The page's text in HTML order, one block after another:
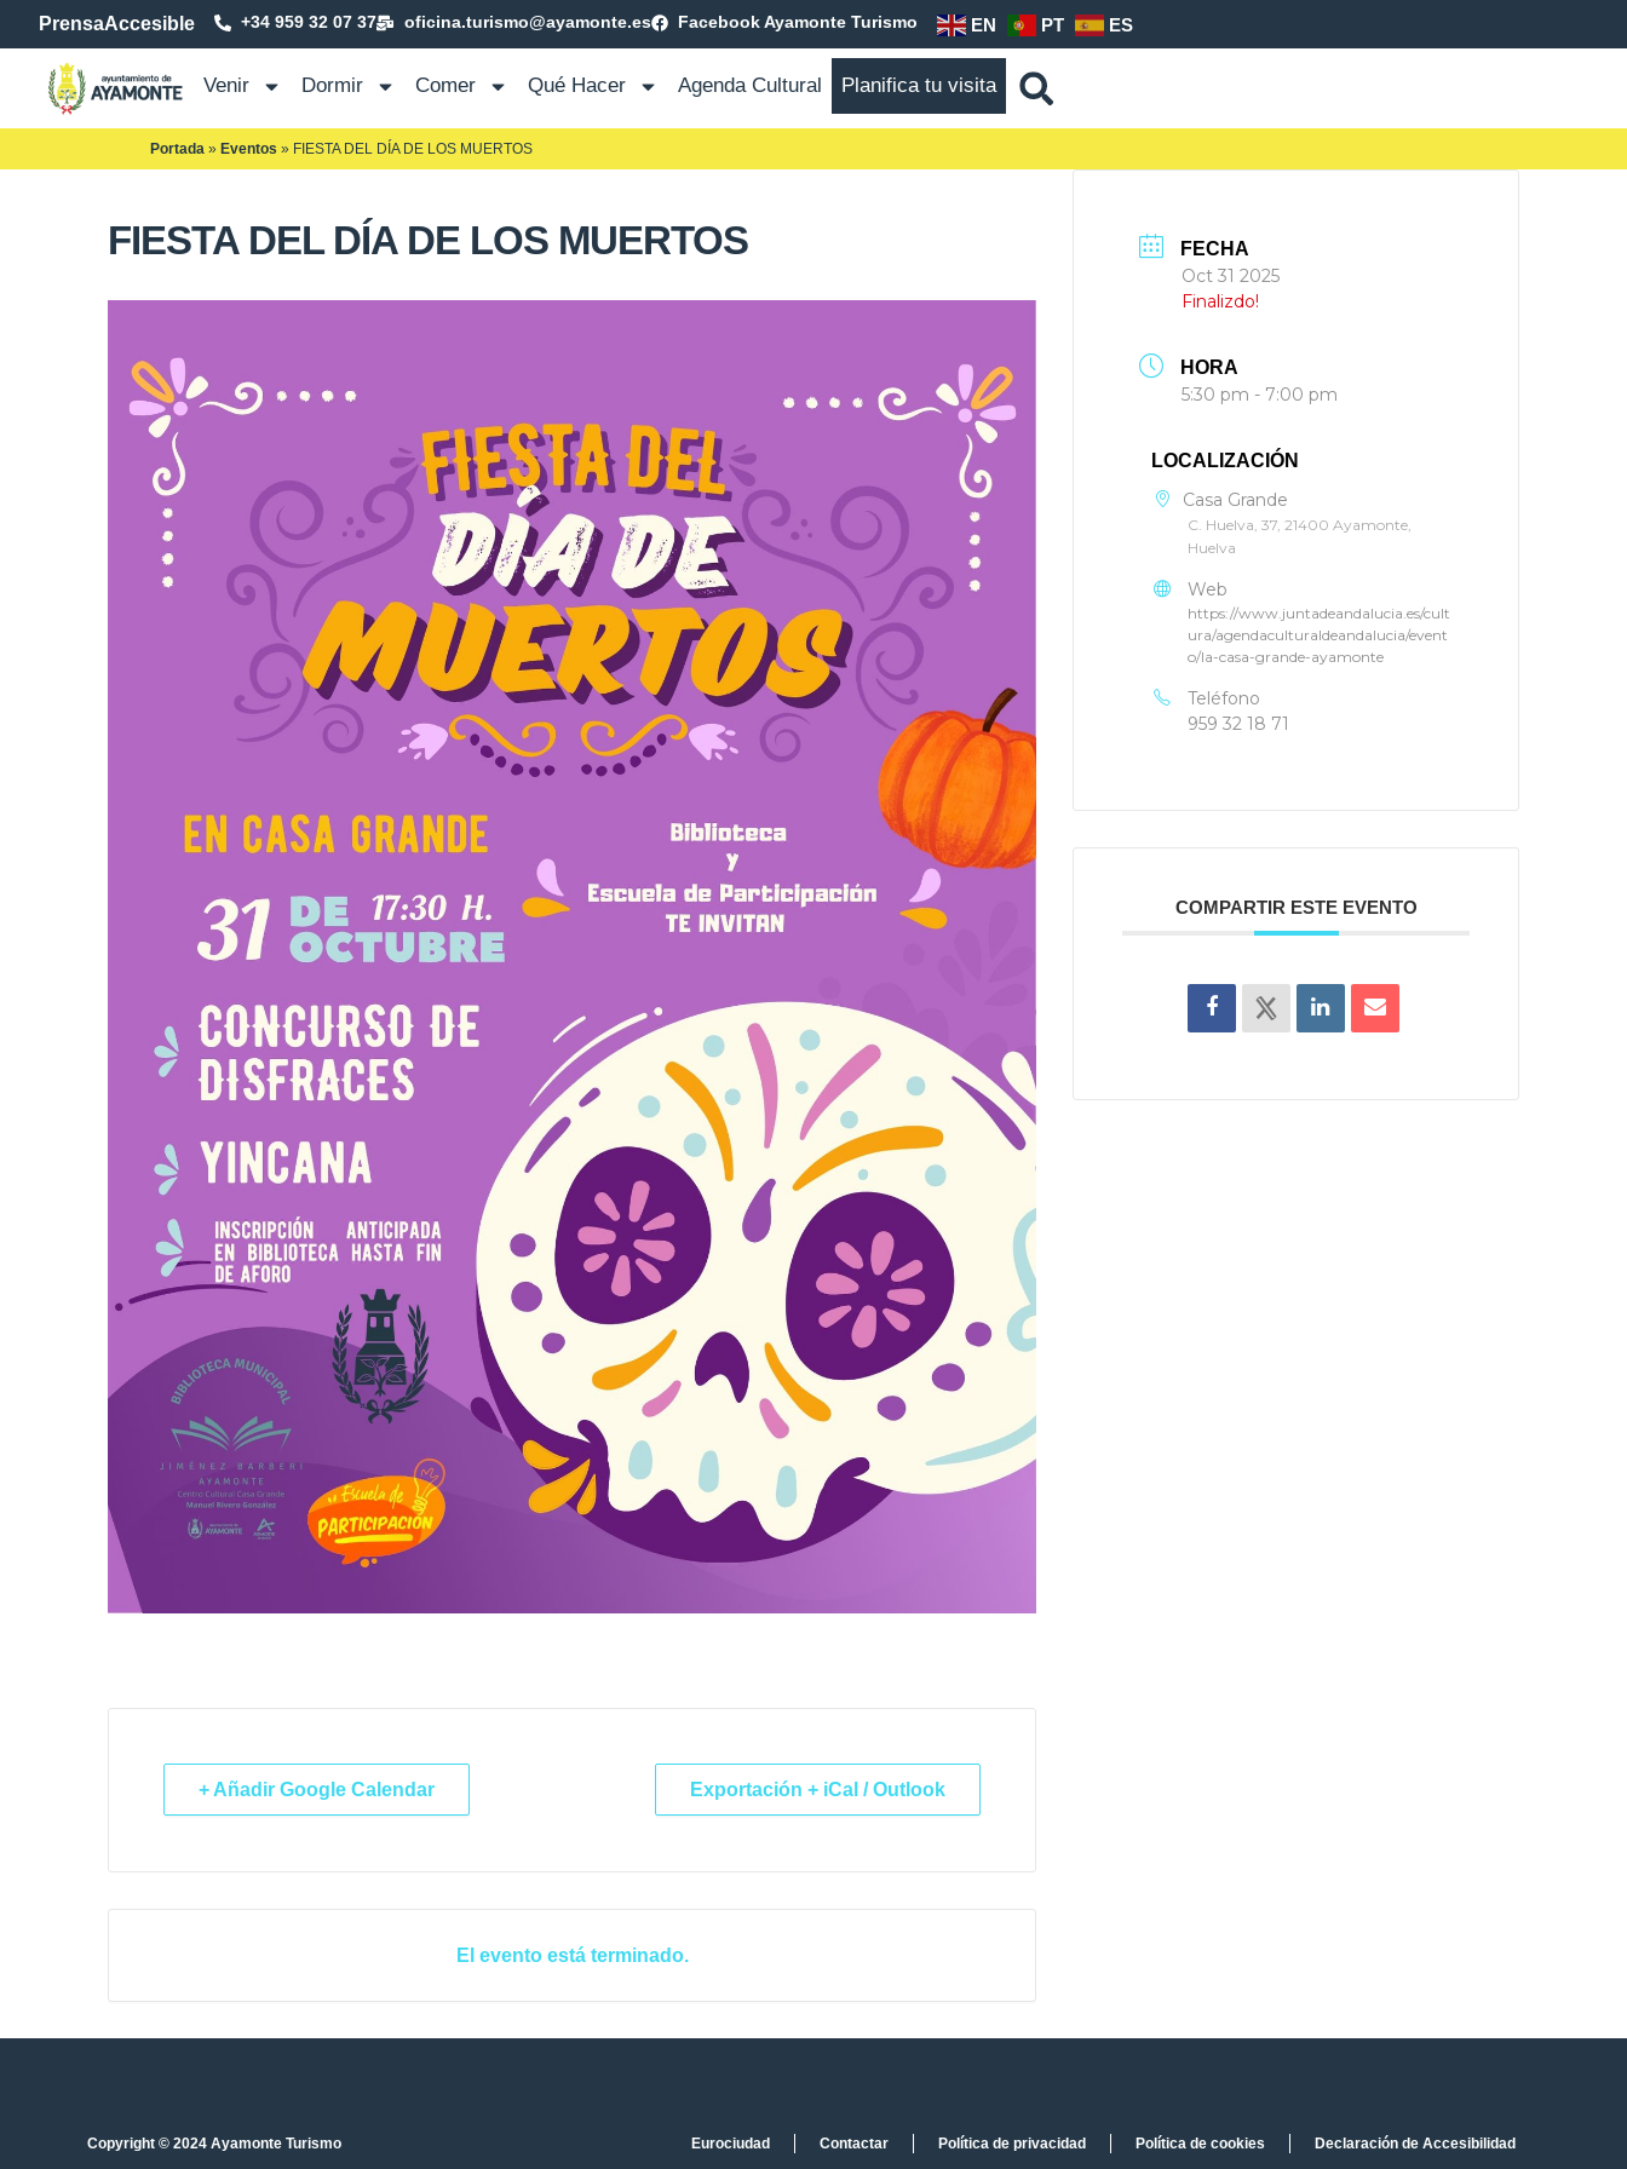
PrensaAccesible +34 959 32 07 37 oficina.turismo@ayamonte.es Facebook Ayamonte Turismo EN PT ES
Venir Dormir Comer Qué Hacer Agenda Cultural Planifica tu visita
Portada » Eventos » FIESTA DEL DÍA DE LOS MUERTOS
FIESTA DEL DÍA DE LOS MUERTOS
+ Añadir Google Calendar Exportación + iCal / Outlook
El evento está terminado.
FECHA
Oct 31 2025
Finalizdo!
HORA
5:30 pm - 7:00 pm
LOCALIZACIÓN
Casa Grande
C. Huelva, 37, 21400 Ayamonte,
Huelva
Web
https://www.juntadeandalucia.es/cult
ura/agendaculturaldeandalucia/event
o/la-casa-grande-ayamonte
Teléfono
959 32 18 71
COMPARTIR ESTE EVENTO
Copyright © 2024 Ayamonte Turismo Eurociudad Contactar Política de privacidad Política de cookies Declaración de Accesibilidad